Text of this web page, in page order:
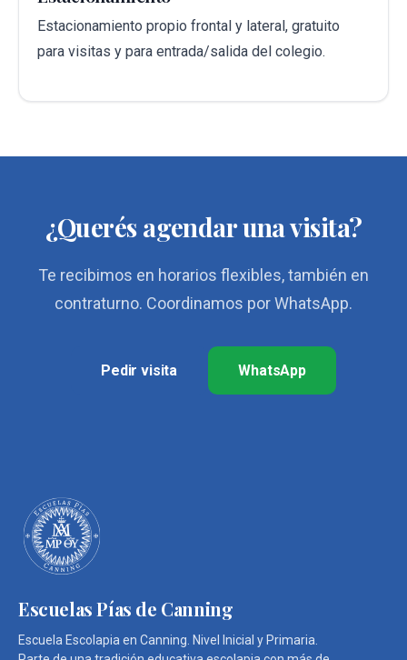
Estacionamiento propio frontal y lateral, gratuito
para visitas y para entrada/salida del colegio.
¿Querés agendar una visita?
Te recibimos en horarios flexibles, también en
contraturno. Coordinamos por WhatsApp.
Pedir visita WhatsApp
Escuelas Pías de Canning
Escuela Escolapia en Canning. Nivel Inicial y Primaria.